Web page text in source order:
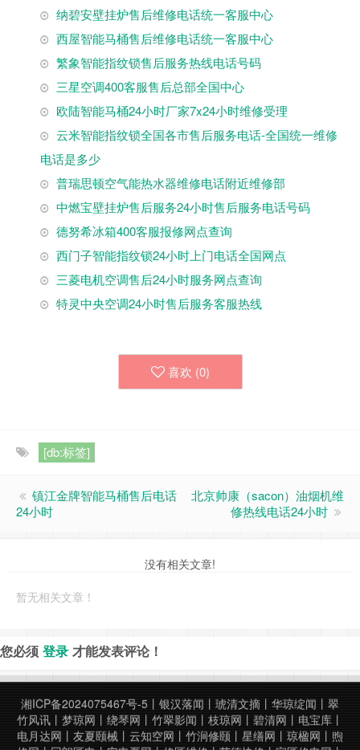
纳碧安壁挂炉售后维修电话统一客服中心
西屋智能马桶售后维修电话统一客服中心
繁象智能指纹锁售后服务热线电话号码
三星空调400客服售后总部全国中心
欧陆智能马桶24小时厂家7x24小时维修受理
云米智能指纹锁全国各市售后服务电话-全国统一维修
电话是多少
普瑞思顿空气能热水器维修电话附近维修部
中燃宝壁挂炉售后服务24小时售后服务电话号码
德努希冰箱400客服报修网点查询
西门子智能指纹锁24小时上门电话全国网点
三菱电机空调售后24小时服务网点查询
特灵中央空调24小时售后服务客服热线
喜欢 (0)
[db:标签]
镇江金牌智能马桶售后电话
24小时
北京‌帅康（sacon）油烟机‌维
修热线电话24小时
没有相关文章!
暂无相关文章！
您必须 登录 才能发表评论！
湘ICP备2024075467号-5 丨 银汉落闻 丨 琥清文摘 丨 华琼绽闻 丨 翠
竹风讯 丨 梦琼网 丨 绕琴网 丨 竹翠影闻 丨 枝琼网 丨 碧清网 丨 电宝库 丨
电月达网 丨 友夏颐械 丨 云知空网 丨 竹涧修颐 丨 星缮网 丨 琼楹网 丨 煦